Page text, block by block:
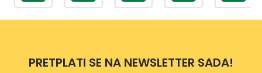
600
MAH
PRETPLATI SE NA NEWSLETTER SADA!